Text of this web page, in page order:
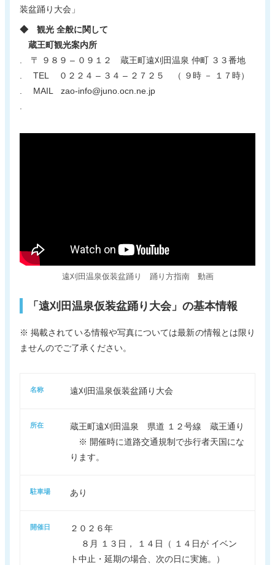
装盆踊り大会」
◆ 観光 全般に関して
蔵王町観光案内所
. 〒 ９８９ – ０９１２ 蔵王町遠刈田温泉 仲町 ３３番地
. TEL ０２２４ – ３４ – ２７２５ （ ９時 － １７時）
. MAIL zao-info@juno.ocn.ne.jp
遠刈田温泉仮装盆踊り 踊り方指南 動画
「遠刈田温泉仮装盆踊り大会」の基本情報
※ 掲載されている情報や写真については最新の情報とは限り
ませんのでご了承ください。
名称 遠刈田温泉仮装盆踊り大会
所在
蔵王町遠刈田温泉 県道 １２号線 蔵王通り
※ 開催時に道路交通規制で歩行者天国にな
ります。
駐車場 あり
開催日
２０２６年
８月 １３日， １４日（ １４日が イベン
ト中止・延期の場合、次の日に実施。）